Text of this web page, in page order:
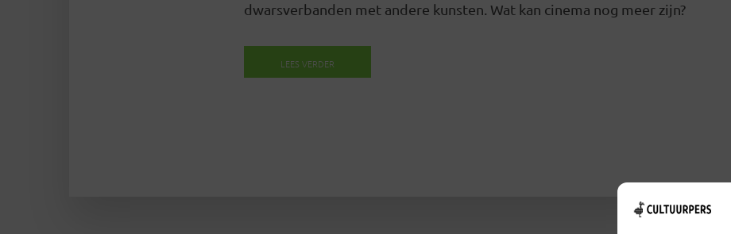
dwarsverbanden met andere kunsten. Wat kan cinema nog meer zijn?
LEES VERDER